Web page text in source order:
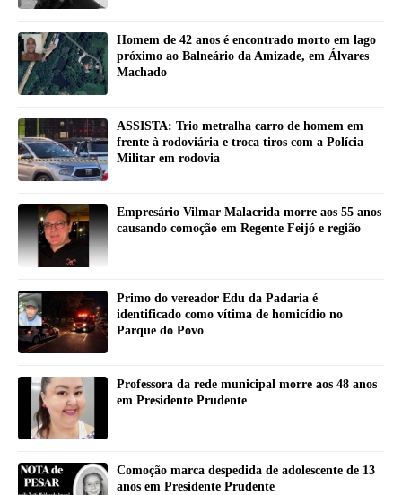
Homem de 42 anos é encontrado morto em lago
próximo ao Balneário da Amizade, em Álvares
Machado
ASSISTA: Trio metralha carro de homem em
frente à rodoviária e troca tiros com a Polícia
Militar em rodovia
Empresário Vilmar Malacrida morre aos 55 anos
causando comoção em Regente Feijó e região
Primo do vereador Edu da Padaria é
identificado como vítima de homicídio no
Parque do Povo
Professora da rede municipal morre aos 48 anos
em Presidente Prudente
Comoção marca despedida de adolescente de 13
anos em Presidente Prudente